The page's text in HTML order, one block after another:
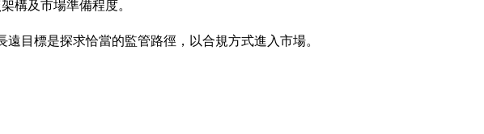
構及市場準備程度。
目標是探求恰當的監管路徑，以合規方式進入市場。